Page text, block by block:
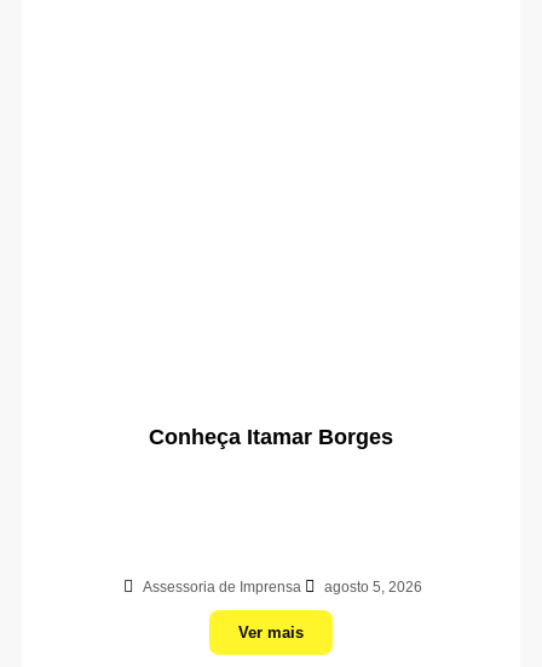
Conheça Itamar Borges
Assessoria de Imprensa agosto 5, 2026
Ver mais